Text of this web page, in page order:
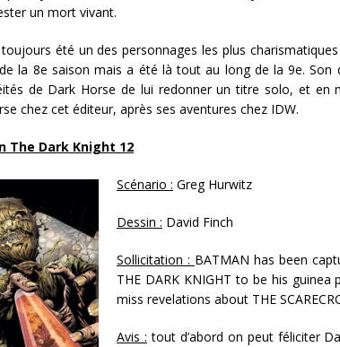
un mort vivant.
été un des personnages les plus
la 8e saison mais a été là tout au long de la 9e.
de Dark Horse de lui redonner un titre solo, et en
chez cet éditeur, après ses aventures chez IDW.
The Dark Knight 12
Scénario : Greg Hurwitz
Dessin : David Finch
Sollicitation : BATMAN has been
THE DARK KNIGHT to be his
miss revelations about THE
Avis : tout d’abord on peut féliciter